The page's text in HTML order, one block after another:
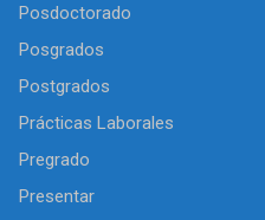
Posdoctorado
Posgrados
Postgrados
Prácticas Laborales
Pregrado
Presentar